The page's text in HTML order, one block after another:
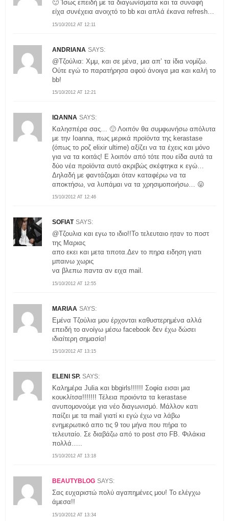
15/10/2012 AT 12:11
🙂 Ίσως επειδή με τα διαγωνίσματα και τα συναφή
είχα συνέχεια ανοιχτό το bb και απλά έκανα refresh…
ANDRIANA SAYS:
15/10/2012 AT 12:21
@Τζούλια: Χμμ, και σε μένα, μια απ’ τα ίδια νομίζω.
Ούτε εγώ το παρατήρησα αφού άνοιγα μια και καλή το
bb!
ΙΩΑΝΝΑ SAYS:
15/10/2012 AT 12:46
Καλησπέρα σας… 🙂 Λοιπόν θα συμφωνήσω απόλυτα
με την Ioanna, πως μερικά προϊόντα της kerastase
(όπως το ροζ elixir ultime) αξίζει να τα έχεις και μόνο
για να τα κοιτάς! Ε λοιπόν από τότε που είδα αυτά τα
δύο νέα προϊόντα αυτό ακριβώς σκέφτηκα κ εγώ…
Δηλαδή με φαντάζομαι όταν καταφέρω να τα
αποκτήσω, να λυπάμαι να τα χρησιμοποιήσω… 😛
SOFIAT SAYS:
15/10/2012 AT 12:55
@Τζουλια και εγω το ιδιο!!Το τελευταιο ηταν το ποστ
της Μαριας
απο εκει και μετα τιποτα.Δεν το πηρα ειδηση γιατι
μπαινω χωρις
να βλεπω παντα αν ειχα mail.
MARIAA SAYS:
15/10/2012 AT 13:15
Εμένα Τζούλια μου έρχονται καθυστερημένα αλλά
επειδή το ανοίγω μέσω facebook δεν έχω δώσει
ιδιαίτερη σημασία!
ELENI SP. SAYS:
15/10/2012 AT 13:18
Καλημέρα Julia και bbgirls!!!!!! Σοφία εισαι μια
κουκλίτσα!!!!!!! Τέλεια προιόντα τα kerastase
ανυπομονούμε για νέο διαγωνισμό. Μάλλον κατι
παίζει με τα mail γιατί κι εγώ έχω να λάβω
ενημερωτικό απο τις 9 του μήνα που πήρα το
τελευταίο. Σε διαβάζω από το post στο FB. Φιλάκια
πολλά…..
BEAUTYBLOG SAYS:
15/10/2012 AT 13:34
Σας ευχαριστώ πολύ αγαπημένες μου! Το ελέγχω
άμεσα!!